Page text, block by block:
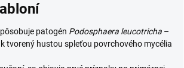
patogén Podosphaera leucotricha –
tvorený hustou spleťou povrchového mycélia